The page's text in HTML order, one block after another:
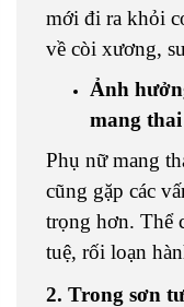
mới đi ra khỏi
về còi xương,
Ảnh
mang thai
Phụ nữ mang
cũng gặp các
trọng hơn. Thể
tuệ, rối loạn
2. Trong sơn